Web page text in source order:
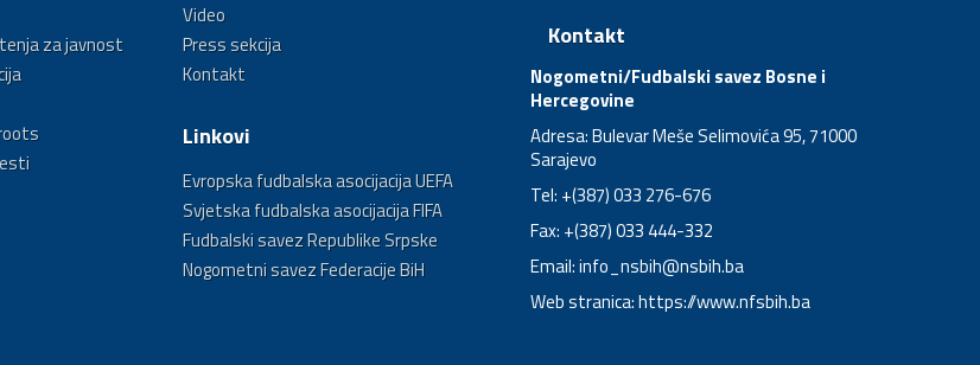
za javnost
Video
Press sekcija
Kontakt
Linkovi
Evropska fudbalska asocijacija UEFA
Svjetska fudbalska asocijacija FIFA
Fudbalski savez Republike Srpske
Nogometni savez Federacije BiH
Kontakt
Nogometni/Fudbalski savez Bosne i
Hercegovine
Adresa: Bulevar Meše Selimovića 95, 71000
Sarajevo
Tel: +(387) 033 276-676
Fax: +(387) 033 444-332
Email:info_nsbih@nsbih.ba
Web stranica: https://www.nfsbih.ba